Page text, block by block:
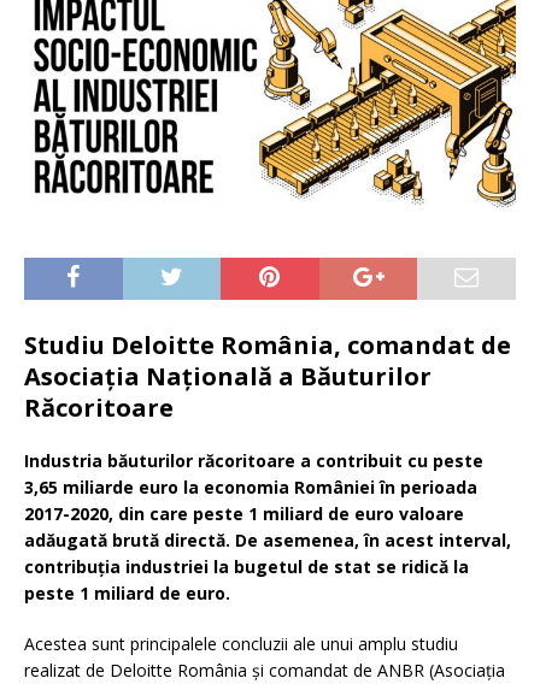
Studiu Deloitte România, comandat de
Asociația Națională a Băuturilor
Răcoritoare
Industria băuturilor răcoritoare a contribuit cu peste
3,65 miliarde euro la economia României în perioada
2017-2020, din care peste 1 miliard de euro valoare
adăugată brută directă. De asemenea, în acest interval,
contribuția industriei la bugetul de stat se ridică la
peste 1 miliard de euro.
Acestea sunt principalele concluzii ale unui amplu studiu
realizat de Deloitte România și comandat de ANBR (Asociația